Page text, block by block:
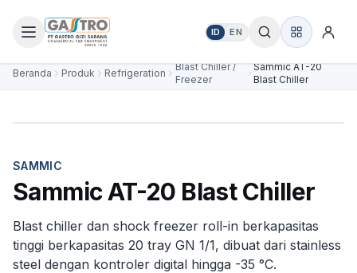
ID EN
Beranda Produk Refrigeration
Blast Chiller /
Freezer
Sammic AT-20
Blast Chiller
SAMMIC
Sammic AT-20 Blast Chiller
Blast chiller dan shock freezer roll-in berkapasitas
tinggi berkapasitas 20 tray GN 1/1, dibuat dari stainless
steel dengan kontroler digital hingga -35 °C.